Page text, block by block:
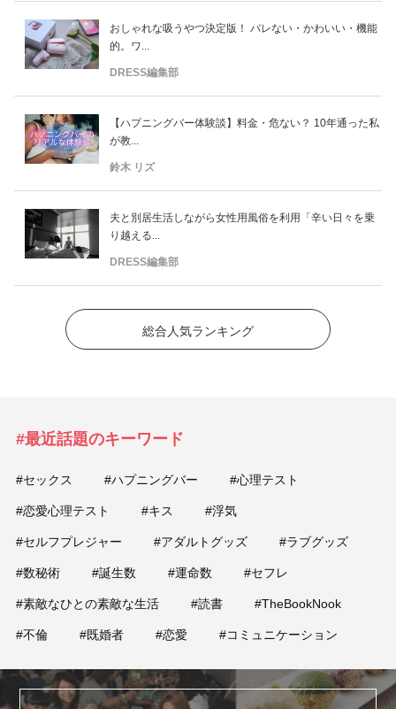
おしゃれな吸うやつ決定版！ バレない・かわいい・機能
的。ワ...
DRESS編集部
【ハプニングバー体験談】料金・危ない？ 10年通った私
が教...
鈴木 リズ
夫と別居生活しながら女性用風俗を利用「辛い日々を乗
り越える...
DRESS編集部
総合人気ランキング
#最近話題のキーワード
#セックス #ハプニングバー #心理テスト
#恋愛心理テスト #キス #浮気
#セルフプレジャー #アダルトグッズ #ラブグッズ
#数秘術 #誕生数 #運命数 #セフレ
#素敵なひとの素敵な生活 #読書 #TheBookNook
#不倫 #既婚者 #恋愛 #コミュニケーション